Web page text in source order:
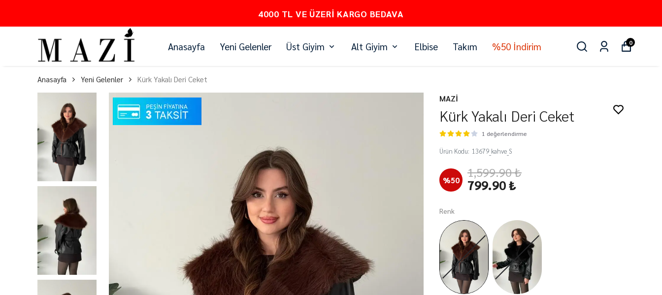
PEŞİN FİYATINA 3 TAKSİT
Anasayfa Yeni Gelenler Üst Giyim Alt Giyim Elbise Takım %50 İndirim 0
Anasayfa Yeni Gelenler Kürk Yakalı Deri Ceket
MAZİ
Kürk Yakalı Deri Ceket
1 değerlendirme
Ürün Kodu: 13679_kahve_S
%50 1,599.90 ₺
799.90 ₺
Renk